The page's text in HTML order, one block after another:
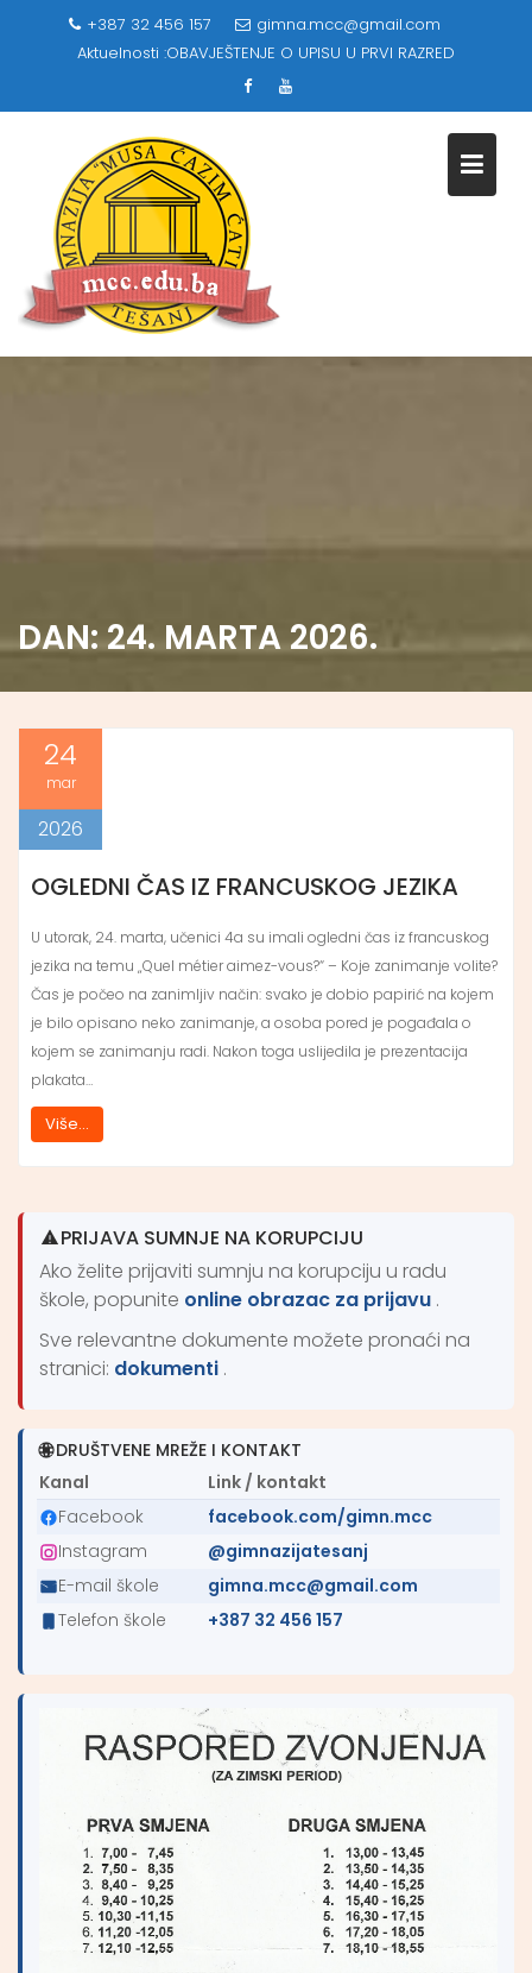
+387 32 456 157
gimna.mcc@gmail.com
Aktuelnosti :OBAVJEŠTENJE O UPISU U PRVI RAZRED
DAN:24. MARTA 2026.
24
mar
2026
OGLEDNI ČAS IZ FRANCUSKOG JEZIKA
U utorak, 24. marta, učenici 4a su imali ogledni čas iz francuskog
jezika na temu „Quel métier aimez-vous?“ – Koje zanimanje volite?
Čas je počeo na zanimljiv način: svako je dobio papirić na kojem
je bilo opisano neko zanimanje, a osoba pored je pogađala o
kojem se zanimanju radi. Nakon toga uslijedila je prezentacija
plakata…
Više...
PRIJAVA SUMNJE NA KORUPCIJU
Ako želite prijaviti sumnju na korupciju u radu
škole, popunite online obrazac za prijavu .
Sve relevantne dokumente možete pronaći na
stranici: dokumenti .
DRUŠTVENE MREŽE I KONTAKT
Kanal
Link / kontakt
Facebook
facebook.com/gimn.mcc
Instagram
@gimnazijatesanj
E-mail škole
gimna.mcc@gmail.com
Telefon škole
+387 32 456 157